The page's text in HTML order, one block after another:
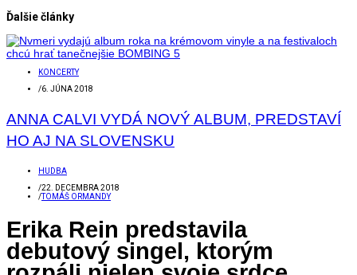
Ďalšie články
KONCERTY
/6. JÚNA 2018
ANNA CALVI VYDÁ NOVÝ ALBUM, PREDSTAVÍ
HO AJ NA SLOVENSKU
HUDBA
/22. DECEMBRA 2018
/TOMÁŠ ORMANDY
Erika Rein predstavila
debutový singel, ktorým